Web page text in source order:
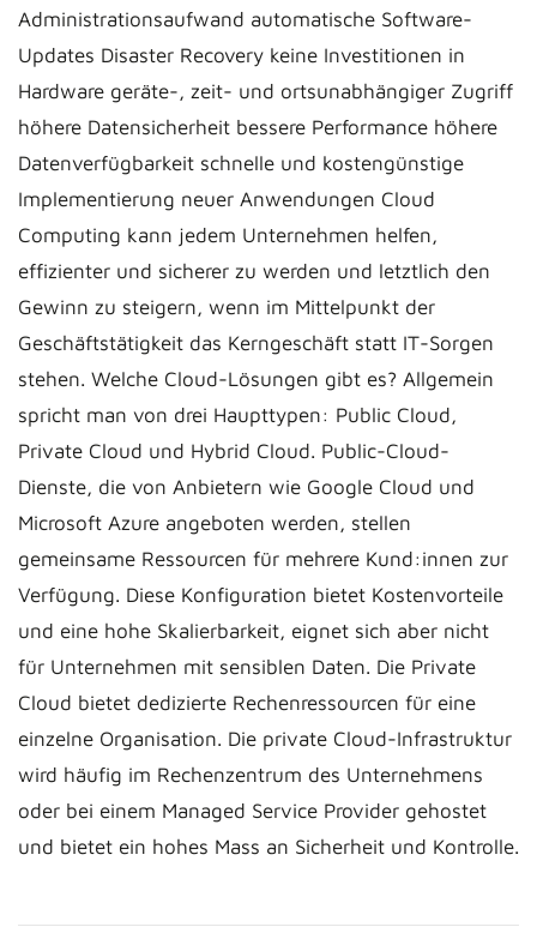
Administrationsaufwand automatische Software-
Updates Disaster Recovery keine Investitionen in
Hardware geräte-, zeit- und ortsunabhängiger Zugriff
höhere Datensicherheit bessere Performance höhere
Datenverfügbarkeit schnelle und kostengünstige
Implementierung neuer Anwendungen Cloud
Computing kann jedem Unternehmen helfen,
effizienter und sicherer zu werden und letztlich den
Gewinn zu steigern, wenn im Mittelpunkt der
Geschäftstätigkeit das Kerngeschäft statt IT-Sorgen
stehen. Welche Cloud-Lösungen gibt es? Allgemein
spricht man von drei Haupttypen: Public Cloud,
Private Cloud und Hybrid Cloud. Public-Cloud-
Dienste, die von Anbietern wie Google Cloud und
Microsoft Azure angeboten werden, stellen
gemeinsame Ressourcen für mehrere Kund:innen zur
Verfügung. Diese Konfiguration bietet Kostenvorteile
und eine hohe Skalierbarkeit, eignet sich aber nicht
für Unternehmen mit sensiblen Daten. Die Private
Cloud bietet dedizierte Rechenressourcen für eine
einzelne Organisation. Die private Cloud-Infrastruktur
wird häufig im Rechenzentrum des Unternehmens
oder bei einem Managed Service Provider gehostet
und bietet ein hohes Mass an Sicherheit und Kontrolle.